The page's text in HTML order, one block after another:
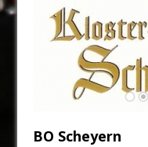
BO Scheyern